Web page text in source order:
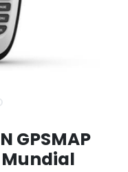
GPSMAP
Mundial